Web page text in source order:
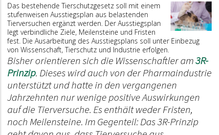
Das bestehende Tierschutzgesetz soll mit einem
stufenweisen Ausstiegsplan aus belastenden
Tierversuchen ergänzt werden. Der Ausstiegsplan
legt verbindliche Ziele, Meilensteine und Fristen
fest. Die Ausarbeitung des Ausstiegsplans soll unter Einbezug
von Wissenschaft, Tierschutz und Industrie erfolgen.
Bisher orientieren sich die Wissenschaftler am3R-
Prinzip. Dieses wird auch von der Pharmaindustrie
unterstützt und hatte in den vergangenen
Jahrzehnten nur wenige positive Auswirkungen
auf die Tierversuche. Es enthält weder Fristen,
noch Meilensteine. Im Gegenteil: Das 3R-Prinzip